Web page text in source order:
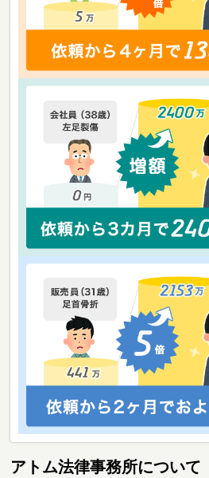
アトム法律事務所について